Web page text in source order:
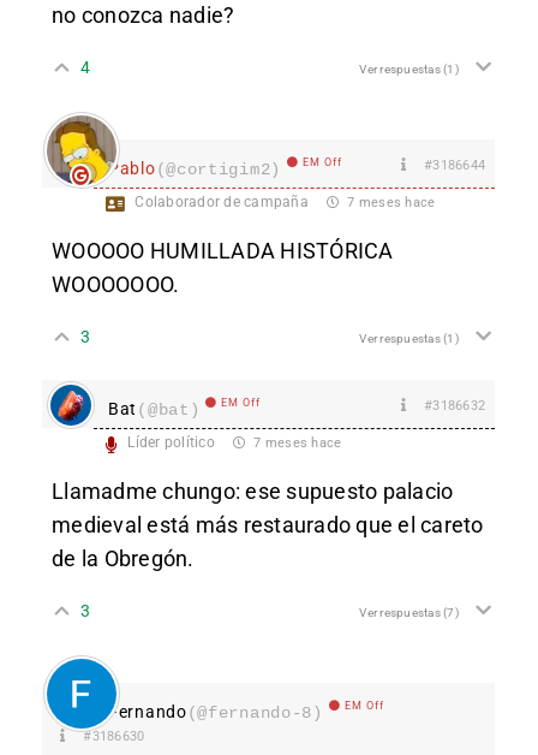
no conozca nadie?
4 Ver respuestas(1)
Pablo(@cortigim2) EM Off #3186644
Colaborador de campaña 7 meses hace
WOOOOO HUMILLADA HISTÓRICA
WOOOOOOO.
3 Ver respuestas(1)
Bat (@bat) EM Off #3186632
Líder político 7 meses hace
Llamadme chungo: ese supuesto palacio
medieval está más restaurado que el careto
de la Obregón.
3 Ver respuestas(7)
Fernando(@fernando-8) EM Off
#3186630